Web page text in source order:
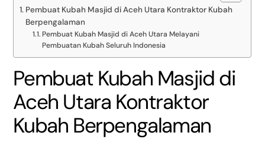
Pembuat Kubah Masjid di Aceh Utara Kontraktor Kubah
Berpengalaman
Pembuat Kubah Masjid di Aceh Utara Melayani
Pembuatan Kubah Seluruh Indonesia
Pembuat Kubah Masjid di
Aceh Utara Kontraktor
Kubah Berpengalaman